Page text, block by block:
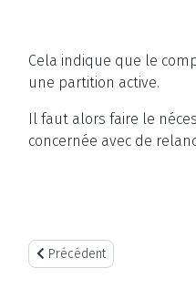
Cela indique que le
une partition active.
Il faut alors faire le
concernée avec de
Article précédent : Corriger
Précédent